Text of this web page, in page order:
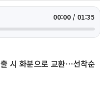
00:00 / 01:35
출 시 화분으로 교환⋯선착순